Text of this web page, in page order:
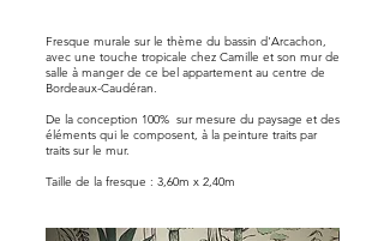
Fresque murale sur le thème du bassin d'Arcachon,
avec une touche tropicale chez Camille et son mur de
salle à manger de ce bel appartement au centre de
Bordeaux-Caudéran.
De la conception 100% sur mesure du paysage et des
éléments qui le composent, à la peinture traits par
traits sur le mur.
Taille de la fresque : 3,60m x 2,40m